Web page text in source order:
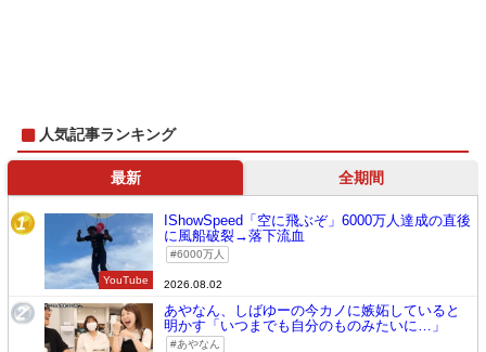
人気記事ランキング
最新 全期間
1
YouTube
IShowSpeed「空に飛ぶぞ」6000万人達成の直後
に風船破裂→落下流血
6000万人
2026.08.02
2
あやなん、しばゆーの今カノに嫉妬していると
明かす「いつまでも自分のものみたいに…」
あやなん